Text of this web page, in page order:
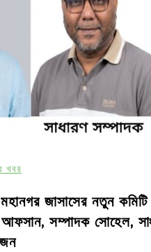
খবর
জাসাসের নতুন
সম্পাদক সোহেল,